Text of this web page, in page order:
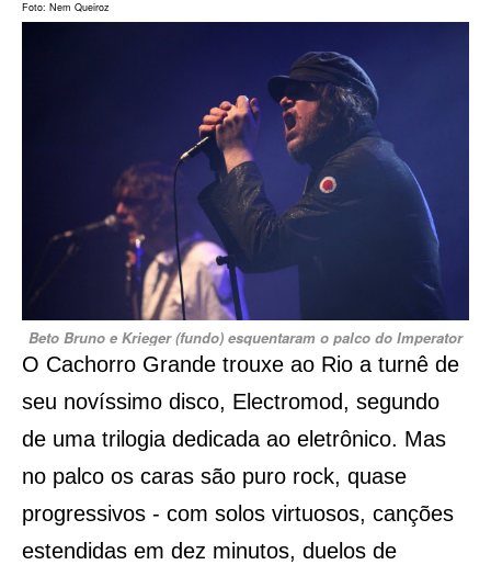
Foto: Nem Queiroz
Beto Bruno e Krieger (fundo) esquentaram o palco do Imperator
O Cachorro Grande trouxe ao Rio a turnê de
seu novíssimo disco, Electromod, segundo
de uma trilogia dedicada ao eletrônico. Mas
no palco os caras são puro rock, quase
progressivos - com solos virtuosos, canções
estendidas em dez minutos, duelos de